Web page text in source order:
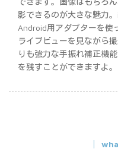
影できるのが大きな魅力
Android用アダプターを使
ライブビューを見ながら
りも強力な手振れ補正機
を残すことができますよ。